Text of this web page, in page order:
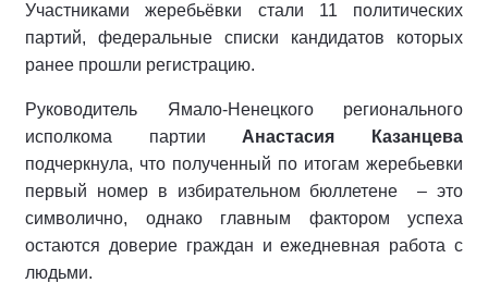
Участниками жеребьёвки стали 11 политических
партий, федеральные списки кандидатов которых
ранее прошли регистрацию.
Руководитель Ямало-Ненецкого регионального
исполкома партии Анастасия Казанцева
подчеркнула, что полученный по итогам жеребьевки
первый номер в избирательном бюллетене
– это
символично, однако главным фактором успеха
остаются доверие граждан и ежедневная работа с
людьми.